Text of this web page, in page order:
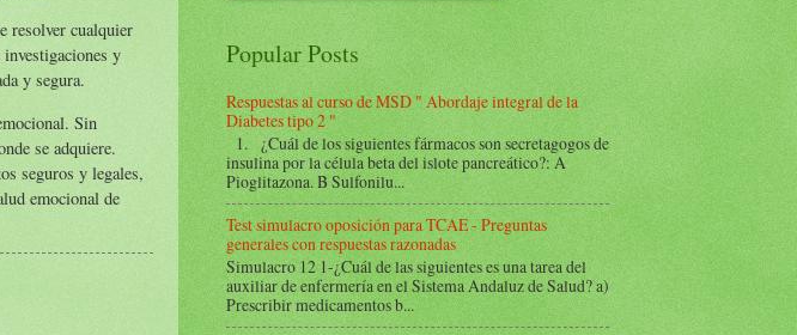
resolver cualquier
y
y segura.
Sin
se adquiere.
seguros y legales,
emocional de
Popular Posts
Respuestas al curso de MSD " Abordaje integral de la
Diabetes tipo 2 "
1. ¿Cuál de los siguientes fármacos son secretagogos de
insulina por la célula beta del islote pancreático?: A
Pioglitazona. B Sulfonilu...
Test simulacro oposición para TCAE - Preguntas
generales con respuestas razonadas
Simulacro 12 1-¿Cuál de las siguientes es una tarea del
auxiliar de enfermería en el Sistema Andaluz de Salud? a)
Prescribir medicamentos b...